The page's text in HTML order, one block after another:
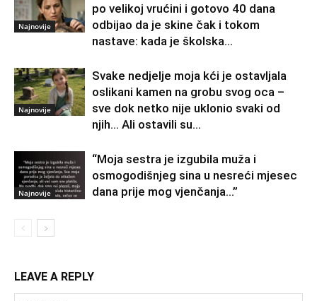
Najnovije
po velikoj vrućini i gotovo 40 dana
odbijao da je skine čak i tokom
nastave: kada je školska...
Najnovije
Svake nedjelje moja kći je ostavljala
oslikani kamen na grobu svog oca –
sve dok netko nije uklonio svaki od
njih… Ali ostavili su...
Najnovije
“Moja sestra je izgubila muža i
osmogodišnjeg sina u nesreći mjesec
dana prije mog vjenčanja…”
LEAVE A REPLY